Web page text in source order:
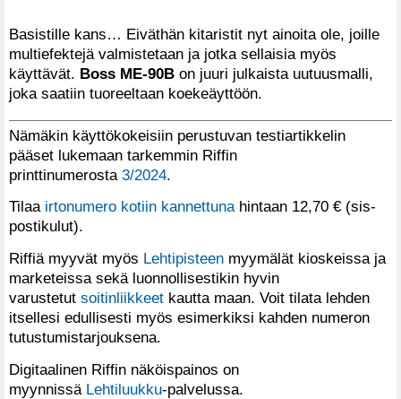
Basistille kans… Eiväthän kitaristit nyt ainoita ole, joille
multiefektejä valmistetaan ja jotka sellaisia myös
käyttävät. Boss ME-90B on juuri julkaista uutuusmalli,
joka saatiin tuoreeltaan koekeäyttöön.
Nämäkin käyttökokeisiin perustuvan testiartikkelin
pääset lukemaan tarkemmin Riffin
printtinumerosta 3/2024.
Tilaa irtonumero kotiin kannettunahintaan 12,70 € (sis-
postikulut).
Riffiä myyvät myös Lehtipisteen myymälät kioskeissa ja
marketeissa sekä luonnollisestikin hyvin
varustetut soitinliikkeet kautta maan. Voit tilata lehden
itsellesi edullisesti myös esimerkiksi kahden numeron
tutustumistarjouksena.
Digitaalinen Riffin näköispainos on
myynnissä Lehtiluukku-palvelussa.